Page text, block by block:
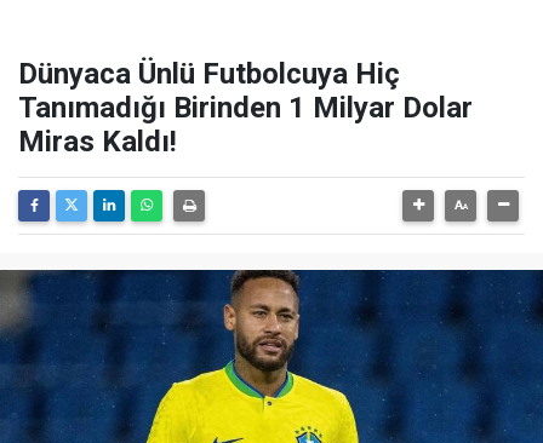
Dünyaca Ünlü Futbolcuya Hiç
Tanımadığı Birinden 1 Milyar Dolar
Miras Kaldı!